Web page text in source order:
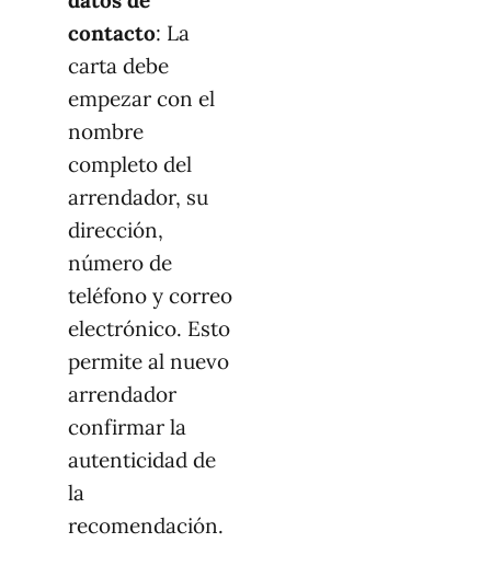
contacto: La
carta debe
empezar con el
nombre
completo del
arrendador, su
dirección,
número de
teléfono y correo
electrónico. Esto
permite al nuevo
arrendador
confirmar la
autenticidad de
la
recomendación.